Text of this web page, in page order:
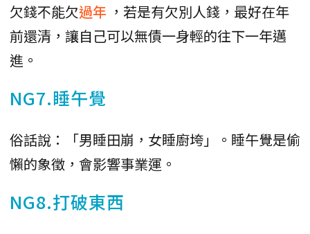
欠錢不能欠過年 ，若是有欠別人錢，最好在年
前還清，讓自己可以無債一身輕的往下一年邁
進。
NG7.睡午覺
俗話說：「男睡田崩，女睡廚垮」。睡午覺是偷
懶的象徵，會影響事業運。
NG8.打破東西